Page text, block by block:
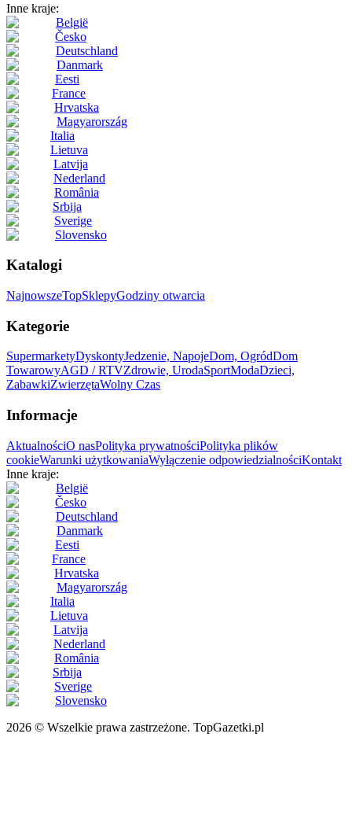
Inne kraje:
België
Česko
Deutschland
Danmark
Eesti
France
Hrvatska
Magyarország
Italia
Lietuva
Latvija
Nederland
România
Srbija
Sverige
Slovensko
Katalogi
NajnowszeTopSklepyGodziny otwarcia
Kategorie
SupermarketyDyskontyJedzenie, NapojeDom, OgródDom
TowarowyAGD / RTVZdrowie, UrodaSportModaDzieci,
ZabawkiZwierzętaWolny Czas
Informacje
AktualnościO nasPolityka prywatnościPolityka plików
cookieWarunki użytkowaniaWyłączenie odpowiedzialnościKontakt
Inne kraje:
België
Česko
Deutschland
Danmark
Eesti
France
Hrvatska
Magyarország
Italia
Lietuva
Latvija
Nederland
România
Srbija
Sverige
Slovensko
2026 © Wszelkie prawa zastrzeżone. TopGazetki.pl